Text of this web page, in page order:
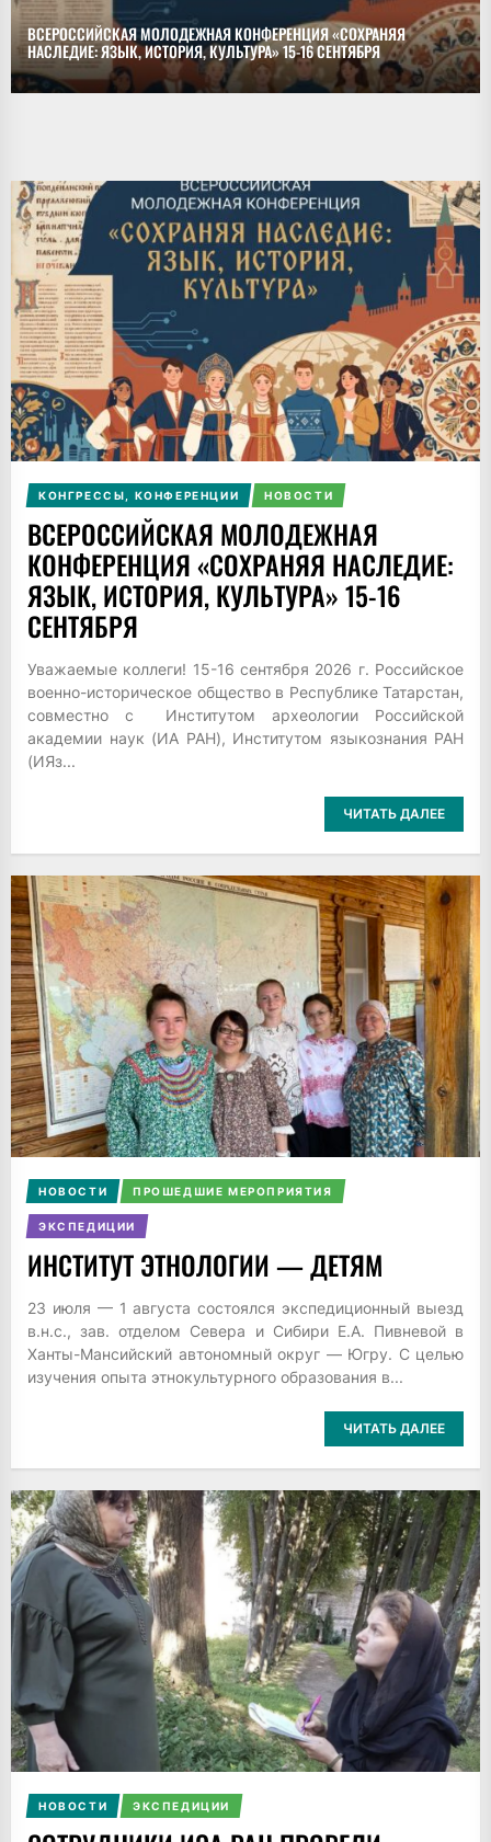
ВСЕРОССИЙСКАЯ МОЛОДЕЖНАЯ КОНФЕРЕНЦИЯ «СОХРАНЯЯ
НАСЛЕДИЕ: ЯЗЫК, ИСТОРИЯ, КУЛЬТУРА» 15-16 СЕНТЯБРЯ
КОНГРЕССЫ, КОНФЕРЕНЦИИ НОВОСТИ
ВСЕРОССИЙСКАЯ МОЛОДЕЖНАЯ
КОНФЕРЕНЦИЯ «СОХРАНЯЯ НАСЛЕДИЕ:
ЯЗЫК, ИСТОРИЯ, КУЛЬТУРА» 15-16
СЕНТЯБРЯ
Уважаемые коллеги! 15-16 сентября 2026 г. Российское
военно-историческое общество в Республике Татарстан,
совместно с Институтом археологии Российской
академии наук (ИА РАН), Институтом языкознания РАН
(ИЯз...
ЧИТАТЬ ДАЛЕЕ
НОВОСТИ ПРОШЕДШИЕ МЕРОПРИЯТИЯ
ЭКСПЕДИЦИИ
ИНСТИТУТ ЭТНОЛОГИИ — ДЕТЯМ
23 июля — 1 августа состоялся экспедиционный выезд
в.н.с., зав. отделом Севера и Сибири Е.А. Пивневой в
Ханты-Мансийский автономный округ — Югру. С целью
изучения опыта этнокультурного образования в...
ЧИТАТЬ ДАЛЕЕ
НОВОСТИ ЭКСПЕДИЦИИ